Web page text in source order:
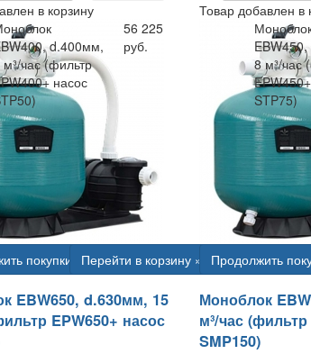
в корзину
d.400мм,
м³/час (фильтр
насос
56 225
руб.
покупки Перейти в корзину »
Товар добавлен в
8 м³/час
STP75)
Продолжить
EBW650, d.630мм, 15
EPW650+ насос
Моноблок
м³/час
SMP150)